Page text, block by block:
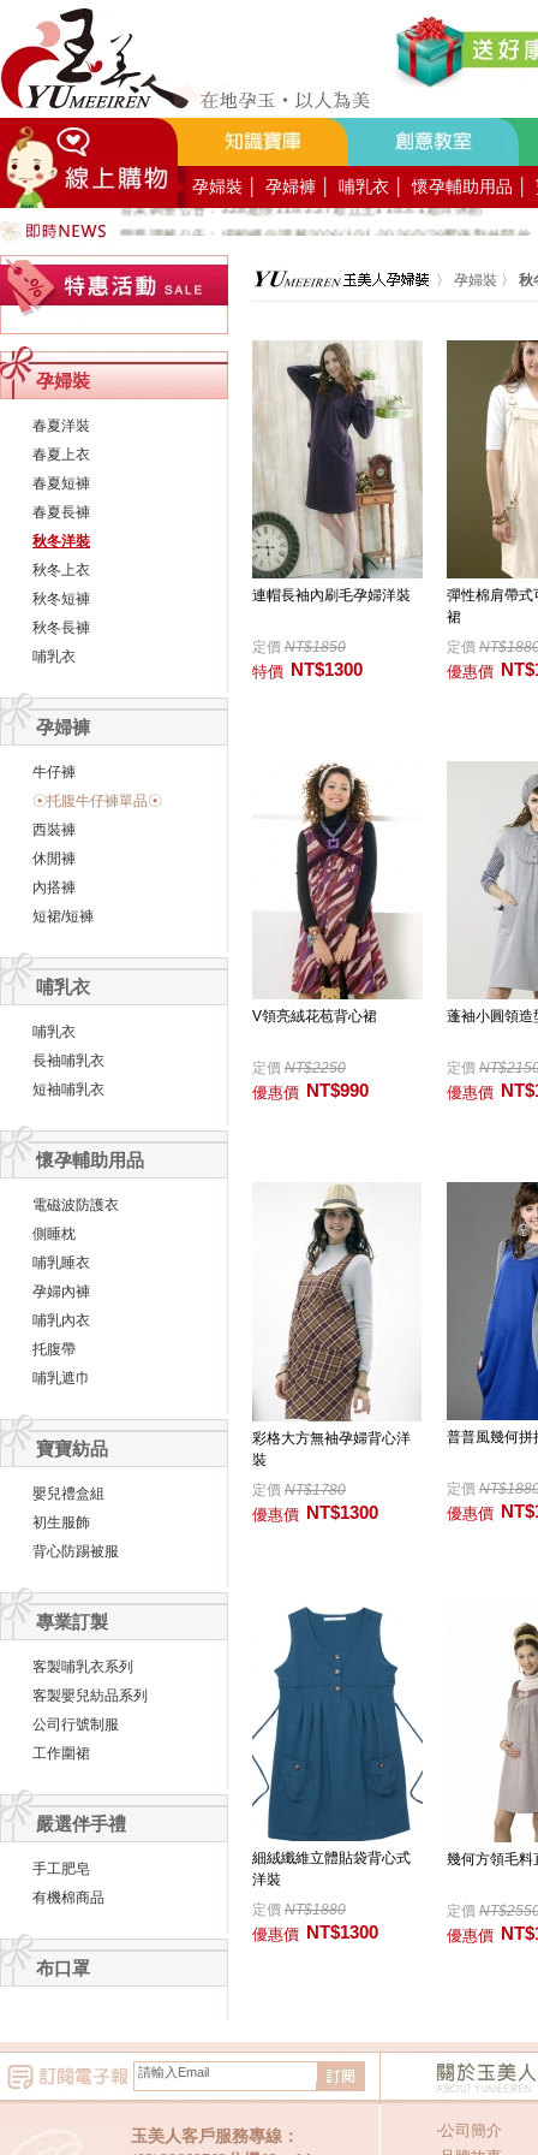
孕婦裝 孕婦褲 哺乳衣 懷孕輔助用品
好YUN香隨束口袋DIY2026-8月活動報名
營業調整公告：員工教育訓練115.8.1週六全館不對外開放
營業調整公告：115.7.18週六至115.7.19週日休館
營業調整公告：端午連假115.6.19週五至115.6.21週日休館
營業調整公告：五一勞動節連假115.5.1週五至115.5.4週一休館
營業調整公告：兒童節/清明連假115.4.3週五至115.4.6週一休館
營業調整公告：228連假115.2.27週五至115.3.1週日休館
營業調整公告：場館櫃位調整2026/1/31-2026/2/28暫停對外開放
公司總機服務專線02-89669762
玉美人，竭誠歡迎您的加入~新加入會員送購物金100元~
玉美人.板橋門市.觀光工廠歡迎大家使用國民旅遊卡消費!
孕婦裝
春夏洋裝
春夏上衣
春夏短褲
春夏長褲
秋冬洋裝
秋冬上衣
秋冬短褲
秋冬長褲
哺乳衣
孕婦褲
牛仔褲
☉托腹牛仔褲單品☉
西裝褲
休閒褲
內搭褲
短裙/短褲
哺乳衣
哺乳衣
長袖哺乳衣
短袖哺乳衣
懷孕輔助用品
電磁波防護衣
側睡枕
哺乳睡衣
孕婦內褲
哺乳內衣
托腹帶
哺乳遮巾
寶寶紡品
嬰兒禮盒組
初生服飾
背心防踢被服
專業訂製
客製哺乳衣系列
客製嬰兒紡品系列
公司行號制服
工作圍裙
嚴選伴手禮
手工肥皂
有機棉商品
布口罩
〉 孕婦裝 〉 秋
連帽長袖內刷毛孕婦洋裝
定價 NT$1850
特價 NT$1300
彈性棉肩帶式
裙
定價
優惠價
V領亮絨花苞背心裙
定價 NT$2250
優惠價 NT$990
蓬袖小圓領造
定價
優惠價
彩格大方無袖孕婦背心洋
裝
定價 NT$1780
優惠價 NT$1300
普普風幾何拼
定價
優惠價
細絨纖維立體貼袋背心式
洋裝
定價 NT$1880
優惠價 NT$1300
幾何方領毛料
定價
優惠價
玉美人客戶服務專線：
‧公司簡介